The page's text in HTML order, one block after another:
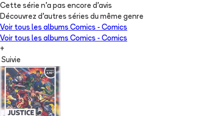
Cette série n'a pas encore d'avis
Découvrez d'autres séries du même genre
Voir tous les albums Comics - Comics
Voir tous les albums Comics - Comics
+
Suivie